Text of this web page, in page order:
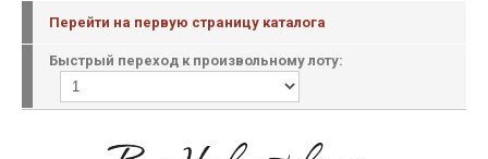
Перейти на первую страницу каталога
Быстрый переход к произвольному лоту: